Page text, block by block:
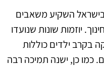
השקיע משאבים
יוזמות שונות שנועדו
בקרב ילדים כוללות
כמו כן, ישנה תמיכה רבה